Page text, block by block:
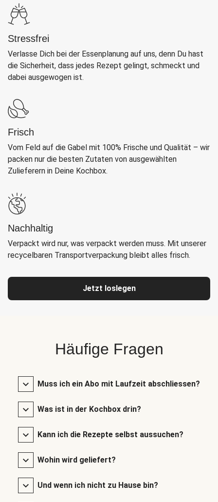
Stressfrei
Verlasse Dich bei der Essenplanung auf uns, denn Du hast
die Sicherheit, dass jedes Rezept gelingt, schmeckt und
dabei ausgewogen ist.
Frisch
Vom Feld auf die Gabel mit 100% Frische und Qualität – wir
packen nur die besten Zutaten von ausgewählten
Zulieferern in Deine Kochbox.
Nachhaltig
Verpackt wird nur, was verpackt werden muss. Mit unserer
recycelbaren Transportverpackung bleibt alles frisch.
Jetzt loslegen
Häufige Fragen
Muss ich ein Abo mit Laufzeit abschliessen?
Was ist in der Kochbox drin?
Kann ich die Rezepte selbst aussuchen?
Wohin wird geliefert?
Und wenn ich nicht zu Hause bin?